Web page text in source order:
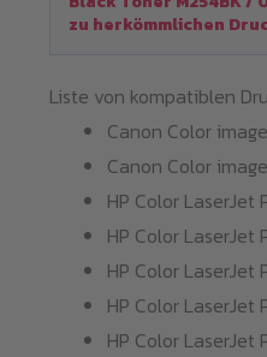
zu herkömmlichen
Liste von kompatiblen
Canon Color
Canon Color
HP Color LaserJet
HP Color LaserJet
HP Color LaserJet
HP Color LaserJet
HP Color LaserJet